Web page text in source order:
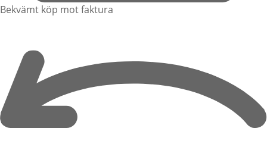
Bekvämt köp mot faktura